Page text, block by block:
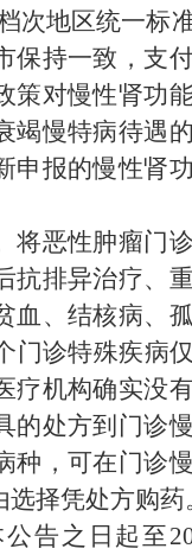
次地区统一标
保持一致 ，支
策对慢性肾功
竭慢特病待遇
申报的慢性肾
将恶性肿瘤门
抗排异治疗、
血、结核病、
门诊特殊疾病
疗机构确实没
的处方到门诊
种，可在门诊
选择凭处方购药
告之日起至